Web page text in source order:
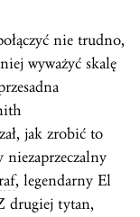
nie trudno,
wyważyć skalę
jak zrobić to
, legendarny El
drugiej tytan,